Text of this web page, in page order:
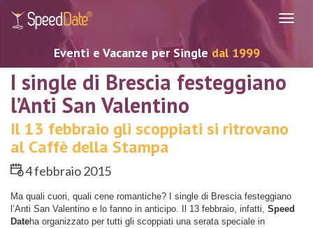
Eventi e Vacanze per Single dal 1999
I single di Brescia festeggiano
l’Anti San Valentino
Il 13 febbraio gli scoppiati si ritrovano
al Caffè della Stampa
4 febbraio 2015
Ma quali cuori, quali cene romantiche? I single di Brescia festeggiano
l’Anti San Valentino e lo fanno in anticipo. Il 13 febbraio, infatti, Speed
Dateha organizzato per tutti gli scoppiati una serata speciale in